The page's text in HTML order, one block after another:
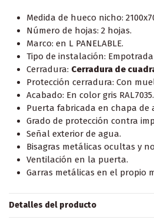
Medida de hueco nicho:
Número de hojas: 2 hojas.
Marco: en L PANELABLE.
Tipo de instalación:
Cerradura: Cerradura de
Protección cerradura: Con
Acabado: En color gris RAL7035.
Puerta fabricada en chapa de
Grado de protección contra
Señal exterior de agua.
Bisagras metálicas ocultas y
Ventilación en la puerta.
Garras metálicas en el propio
Detalles del producto